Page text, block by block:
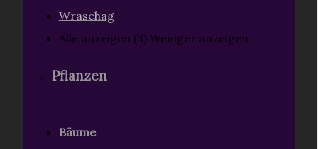
Wraschag
Alle anzeigen (3) Weniger anzeigen
Pflanzen
Bäume